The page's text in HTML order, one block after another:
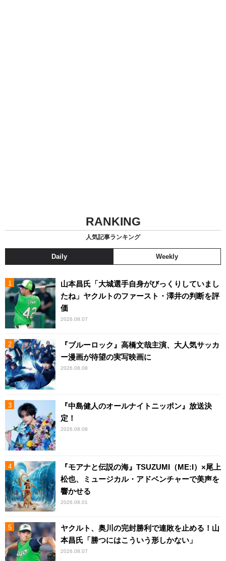
RANKING
人気記事ランキング
Daily Weekly
山本昌氏「大城選手自身がびっくりしていまし
たね」ヤクルトのファースト・澤井の判断を評
価
2026.08.07
『ブルーロック』高橋文哉主演、大人気サッカ
ー漫画が待望の実写映画に
2026.08.08
『中島健人のオールナイトニッポン』放送決
定！
2026.08.08
『モアナと伝説の海』TSUZUMI（ME:I）×尾上
松也、ミュージカル・アドベンチャーで美声を
響かせる
2026.08.01
ヤクルト、奥川の完封勝利で連敗を止める！山
本昌氏「勝つにはこういう形しかない」
2026.08.07